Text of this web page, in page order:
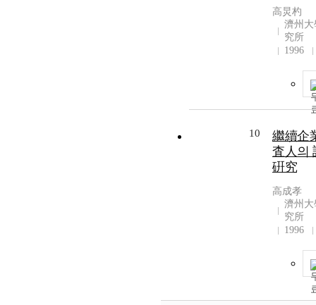
高炅杓
濟州
究所
1996
10
繼續企
査人의
硏究
高成孝
濟州
究所
1996